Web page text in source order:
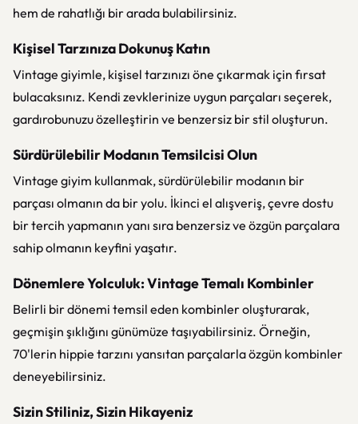
hem de rahatlığı bir arada bulabilirsiniz.
Kişisel Tarzınıza Dokunuş Katın
Vintage giyimle, kişisel tarzınızı öne çıkarmak için fırsat
bulacaksınız. Kendi zevklerinize uygun parçaları seçerek,
gardırobunuzu özelleştirin ve benzersiz bir stil oluşturun.
Sürdürülebilir Modanın Temsilcisi Olun
Vintage giyim kullanmak, sürdürülebilir modanın bir
parçası olmanın da bir yolu. İkinci el alışveriş, çevre dostu
bir tercih yapmanın yanı sıra benzersiz ve özgün parçalara
sahip olmanın keyfini yaşatır.
Dönemlere Yolculuk: Vintage Temalı Kombinler
Belirli bir dönemi temsil eden kombinler oluşturarak,
geçmişin şıklığını günümüze taşıyabilirsiniz. Örneğin,
70'lerin hippie tarzını yansıtan parçalarla özgün kombinler
deneyebilirsiniz.
Sizin Stiliniz, Sizin Hikayeniz